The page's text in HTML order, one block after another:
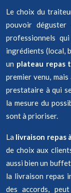
Le choix du
pouvoir
professionnels
ingrédients (local,
un plateau repas
premier venu,
prestataire à qui
la mesure du
sont à prioriser.
La livraison repas
de choix aux
aussi bien un
la livraison repas
des accords,